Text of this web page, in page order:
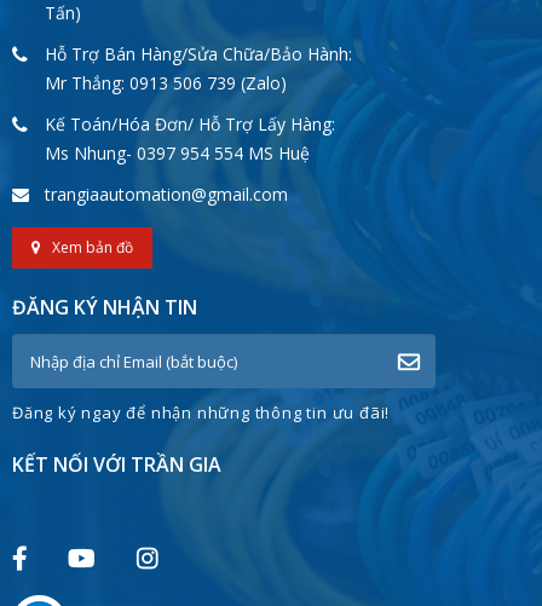
Tấn)
Hỗ Trợ Bán Hàng/Sửa Chữa/Bảo Hành:
Mr Thắng: 0913 506 739 (Zalo)
Kế Toán/Hóa Đơn/ Hỗ Trợ Lấy Hàng:
Ms Nhung- 0397 954 554 MS Huệ
trangiaautomation@gmail.com
Xem bản đồ
ĐĂNG KÝ NHẬN TIN
Đăng ký ngay để nhận những thông tin ưu đãi!
KẾT NỐI VỚI TRẦN GIA